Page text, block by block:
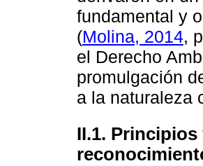
fundamental y
(Molina, 2014,
el Derecho
promulgación
a la naturaleza
II.1.